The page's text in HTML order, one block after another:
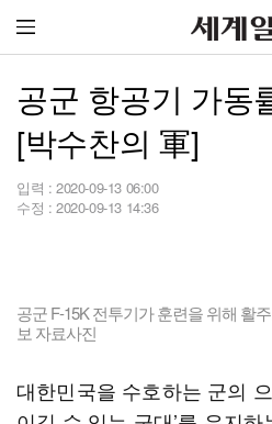
공군 항공기 가동
[박수찬의 軍]
입력 : 2020-09-13 06:00
수정 : 2020-09-13 14:36
공군 F-15K 전투기가 훈련을 위해 활
보 자료사진
대한민국을 수호하는 군의